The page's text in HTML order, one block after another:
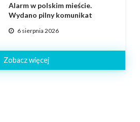
Alarm w polskim mieście.
Wydano pilny komunikat
6 sierpnia 2026
Zobacz więcej